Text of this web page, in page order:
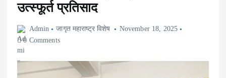
उत्स्फूर्त प्रतिसाद
Admin जागृत महाराष्ट्र विशेष
November 18, 2025
0 Comments